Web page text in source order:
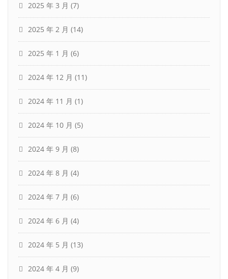
2025 年 3 月 (7)
2025 年 2 月 (14)
2025 年 1 月 (6)
2024 年 12 月 (11)
2024 年 11 月 (1)
2024 年 10 月 (5)
2024 年 9 月 (8)
2024 年 8 月 (4)
2024 年 7 月 (6)
2024 年 6 月 (4)
2024 年 5 月 (13)
2024 年 4 月 (9)